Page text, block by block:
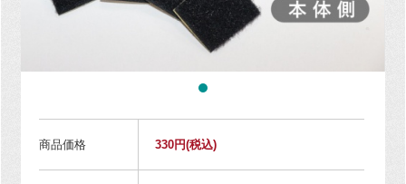
商品価格 330円(税込)